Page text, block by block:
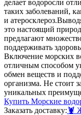
делает водоросли
таких заболеваний,
и атеросклероз.
это настоящий
предлагают
поддерживать
Включение морских
отличным способом
обмен веществ и
организма. Не стоит
уникальных
Купить Морские
Заказать доставку: 🦞